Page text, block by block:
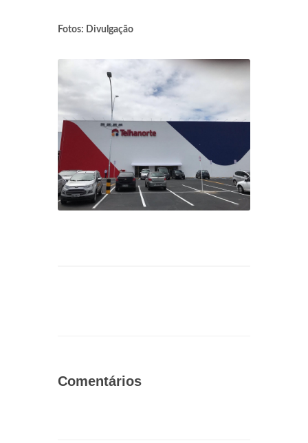
Fotos: Divulgação
Comentários